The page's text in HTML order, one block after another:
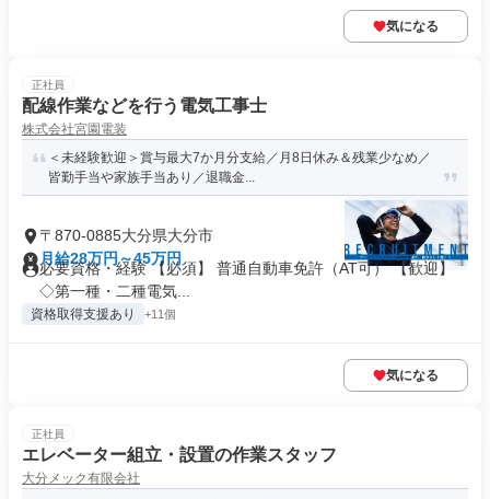
気になる
正社員
配線作業などを行う電気工事士
株式会社宮園電装
＜未経験歓迎＞賞与最大7か月分支給／月8日休み＆残業少なめ／
皆勤手当や家族手当あり／退職金...
〒870-0885大分県大分市
月給28万円～45万円
必要資格・経験 【必須】 普通自動車免許（AT可） 【歓迎】
◇第一種・二種電気...
資格取得支援あり +11個
気になる
正社員
エレベーター組立・設置の作業スタッフ
大分メック有限会社